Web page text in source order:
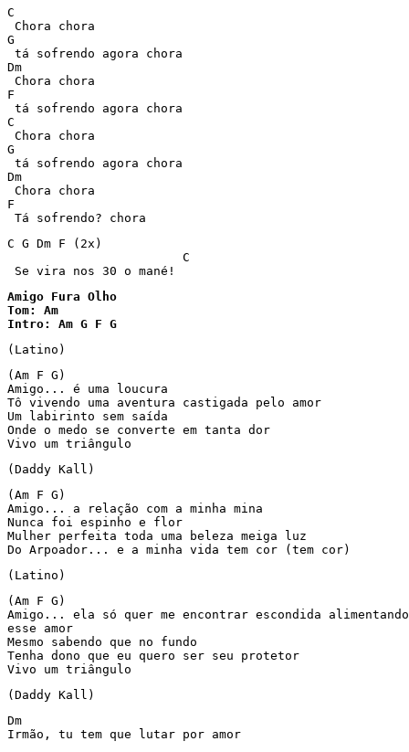
C
Chora chora
G
tá sofrendo agora chora
Dm
Chora chora
F
tá sofrendo agora chora
C
Chora chora
G
tá sofrendo agora chora
Dm
Chora chora
F
Tá sofrendo? chora
C G Dm F (2x)
Amigo Fura Olho
Tom: Am
Intro: Am G F G
(Latino)
(Am F G)
Amigo... é uma loucura
Tô vivendo uma aventura castigada pelo amor
Um labirinto sem saída
Onde o medo se converte em tanta dor
Vivo um triângulo
(Daddy Kall)
(Am F G)
Amigo... a relação com a minha mina
Nunca foi espinho e flor
Mulher perfeita toda uma beleza meiga luz
Do Arpoador... e a minha vida tem cor (tem cor)
(Latino)
(Am F G)
Amigo... ela só quer me encontrar escondida alimentando
esse amor
Mesmo sabendo que no fundo
Tenha dono que eu quero ser seu protetor
Vivo um triângulo
(Daddy Kall)
Dm
Irmão, tu tem que lutar por amor